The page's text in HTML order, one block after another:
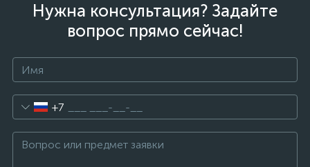
Нужна консультация? Задайте
вопрос прямо сейчас!
+7